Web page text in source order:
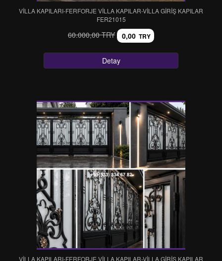
VİLLA KAPILARI-FERFORJE VİLLA KAPILAR-VİLLA GİRİŞ KAPILAR
FER21015
60.000,00 TRY 0,00 TRY
Detay
VİLLA KAPILARI-FERFORJE VİLLA KAPILAR-VİLLA GİRİŞ KAPILAR